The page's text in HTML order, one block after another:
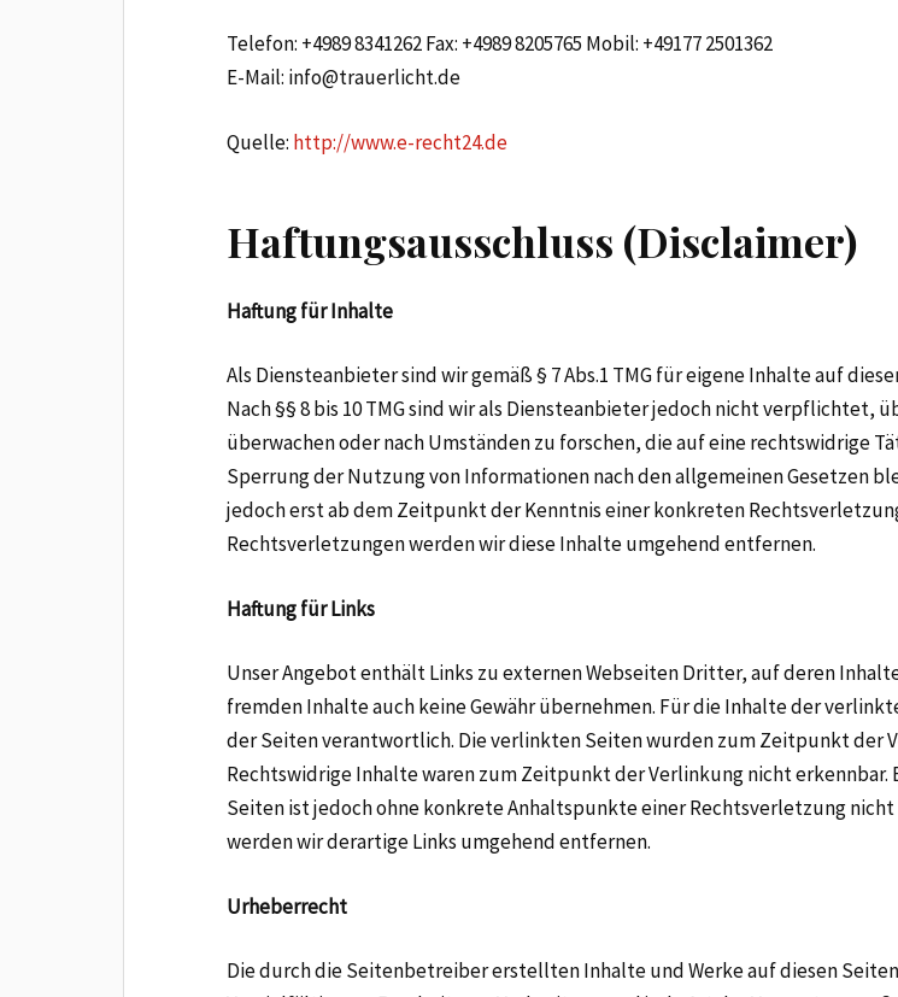
Telefon: +4989 8341262 Fax: +4989 8205765 Mobil: +49177 2501362
E-Mail: info@trauerlicht.de
Quelle: http://www.e-recht24.de
Haftungsausschluss (Disclaimer)
Haftung für Inhalte
Als Diensteanbieter sind wir gemäß § 7 Abs.1 TMG für eigene Inhalte auf
Nach §§ 8 bis 10 TMG sind wir als Diensteanbieter jedoch nicht
überwachen oder nach Umständen zu forschen, die auf eine rechtswidrige
Sperrung der Nutzung von Informationen nach den allgemeinen Gesetzen
jedoch erst ab dem Zeitpunkt der Kenntnis einer konkreten
Rechtsverletzungen werden wir diese Inhalte umgehend entfernen.
Haftung für Links
Unser Angebot enthält Links zu externen Webseiten Dritter, auf deren
fremden Inhalte auch keine Gewähr übernehmen. Für die Inhalte der
der Seiten verantwortlich. Die verlinkten Seiten wurden zum Zeitpunkt der
Rechtswidrige Inhalte waren zum Zeitpunkt der Verlinkung nicht
Seiten ist jedoch ohne konkrete Anhaltspunkte einer Rechtsverletzung
werden wir derartige Links umgehend entfernen.
Urheberrecht
Die durch die Seitenbetreiber erstellten Inhalte und Werke auf diesen